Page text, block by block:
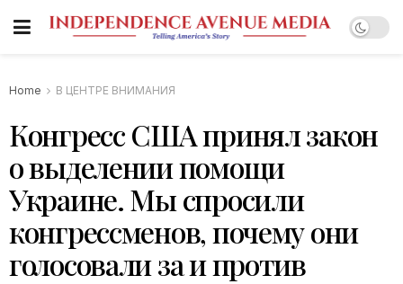
Home В ЦЕНТРЕ ВНИМАНИЯ
Конгресс США принял закон
о выделении помощи
Украине. Мы спросили
конгрессменов, почему они
голосовали за и против